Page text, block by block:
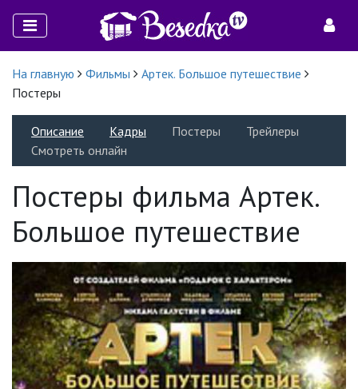
На главную Фильмы
Артек. Большое путешествие
Постеры
Описание Кадры Постеры
Трейлеры
Смотреть онлайн
Постеры фильма Артек.
Большое путешествие